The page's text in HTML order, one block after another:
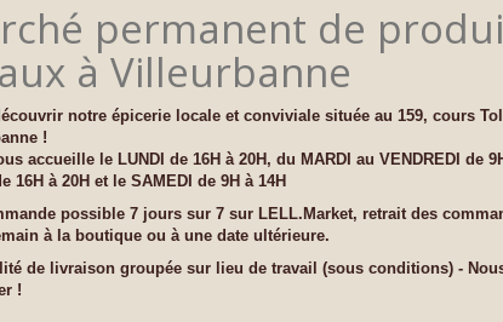
permanent de
à Villeurbanne
notre épicerie locale et conviviale située au 159, cours
!
accueille le LUNDI de 16H à 20H, du MARDI au VENDREDI de
16H à 20H et le SAMEDI de 9H à 14H
possible 7 jours sur 7 sur LELL.Market, retrait des
à la boutique ou à une date ultérieure.
de livraison groupée sur lieu de travail (sous conditions) -
!